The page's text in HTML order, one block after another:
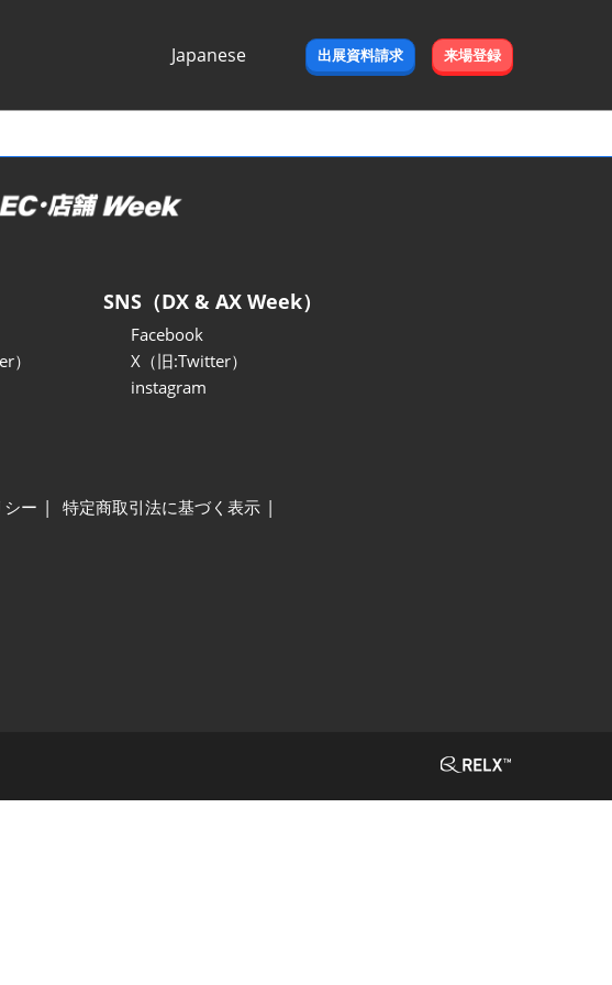
Japanese
出展資料請求 来場登録
）
SNS（DX & AX Week）
Facebook
X（旧:Twitter）
instagram
ー
特定商取引法に基づく表示